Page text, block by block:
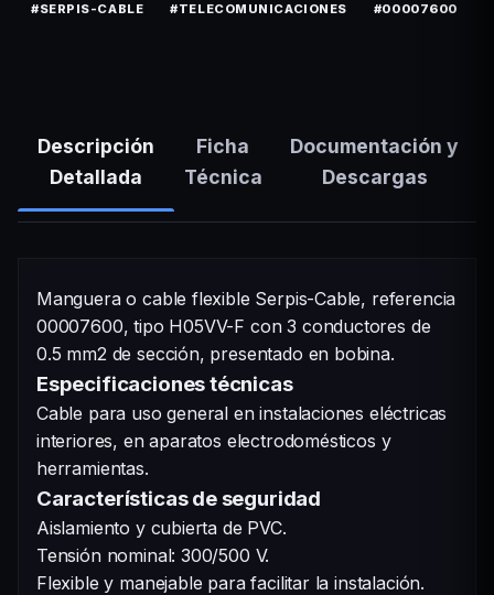
#SERPIS-CABLE #TELECOMUNICACIONES #00007600
Descripción
Detallada
Ficha
Técnica
Documentación y
Descargas
Manguera o cable flexible Serpis-Cable, referencia
00007600, tipo H05VV-F con 3 conductores de
0.5 mm2 de sección, presentado en bobina.
Especificaciones técnicas
Cable para uso general en instalaciones eléctricas
interiores, en aparatos electrodomésticos y
herramientas.
Características de seguridad
Aislamiento y cubierta de PVC.
Tensión nominal: 300/500 V.
Flexible y manejable para facilitar la instalación.